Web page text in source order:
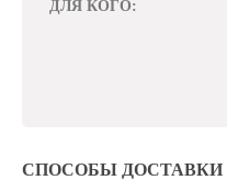
ДЛЯ КОГО:
СПОСОБЫ ДОСТАВКИ